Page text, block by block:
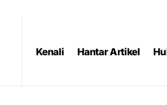
Kenali Hantar Artikel